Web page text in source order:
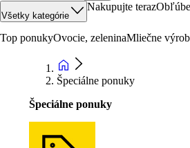
Všetky kategórie
Nakupujte teraz
Top ponukyOvocie, zeleninaMliečne
Špeciálne ponuky
Špeciálne ponuky